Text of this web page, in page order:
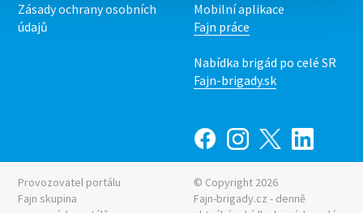
Zásady ochrany osobních
údajů
Mobilní aplikace
Fajn práce
Nabídka brigád po celé SR
Fajn-brigady.sk
Provozovatel portálu
Fajn skupina
© Copyright 2026
Fajn-brigady.cz - denně